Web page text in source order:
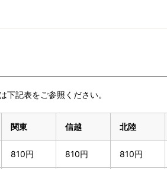
記表をご参照ください。
関東 信越 北陸
810円 810円 810円